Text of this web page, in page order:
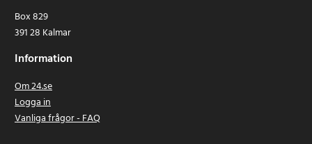
Box 829
391 28 Kalmar
Information
Om 24.se
Logga in
Vanliga frågor - FAQ